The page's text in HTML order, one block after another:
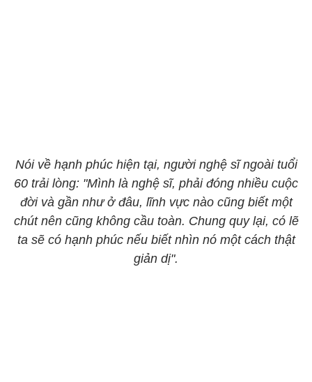
Nói về hạnh phúc hiện tại, người nghệ sĩ ngoài tuổi
60 trải lòng: "Mình là nghệ sĩ, phải đóng nhiều cuộc
đời và gần như ở đâu, lĩnh vực nào cũng biết một
chút nên cũng không cầu toàn. Chung quy lại, có lẽ
ta sẽ có hạnh phúc nếu biết nhìn nó một cách thật
giản dị".